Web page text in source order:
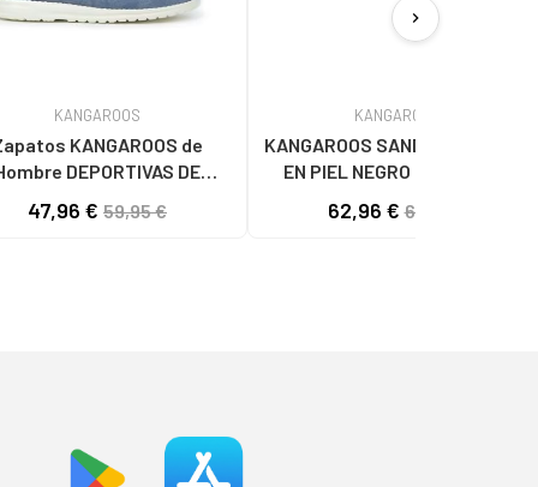
KANGAROOS
KANGAROOS de
DEPORTIVAS DE
AZUL
47,96 € 59,95 €
KANGAROOS
KANGAROOS SANDALIAS 1003-1
EN PIEL NEGRO NEGROPIEL
62,96 €69,95 €
chevron_right